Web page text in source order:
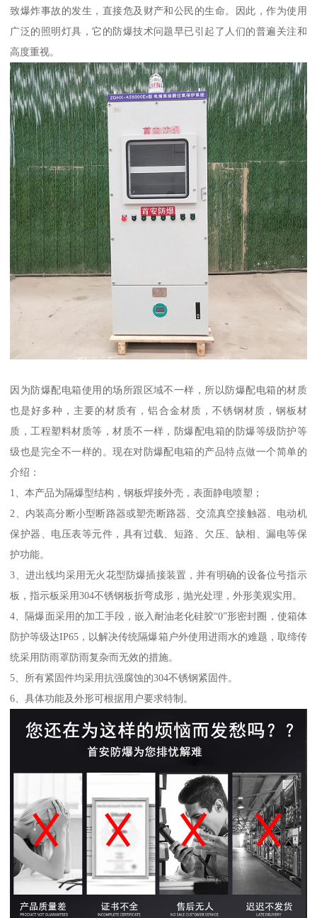
致爆炸事故的发生，直接危及财产和公民的生命。因此，作为使用
广泛的照明灯具，它的防爆技术问题早已引起了人们的普遍关注和
高度重视。
因为防爆配电箱使用的场所跟区域不一样，所以防爆配电箱的材质
也是好多种，主要的材质有，铝合金材质，不锈钢材质，钢板材
质，工程塑料材质等，材质不一样，防爆配电箱的防爆等级防护等
级也是完全不一样的。现在对防爆配电箱的产品特点做一个简单的
介绍：
1、本产品为隔爆型结构，钢板焊接外壳，表面静电喷塑；
2、内装高分断小型断路器或塑壳断路器、交流真空接触器、电动机
保护器、电压表等元件，具有过载、短路、欠压、缺相、漏电等保
护功能。
3、进出线均采用无火花型防爆插接装置，并有明确的设备位号指示
板，指示板采用304不锈钢板折弯成形，抛光处理，外形美观实用。
4、隔爆面采用的加工手段，嵌入耐油老化硅胶“0”形密封圈，使箱体
防护等级达IP65，以解决传统隔爆箱户外使用进雨水的难题，取缔传
统采用防雨罩防雨复杂而无效的措施。
5、所有紧固件均采用抗强腐蚀的304不锈钢紧固件。
6、具体功能及外形可根据用户要求特制。